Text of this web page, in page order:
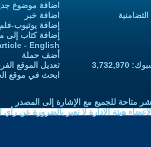
اضافة موضوع
اضافة خبر
إضافة يوتيوب-
إضافة كتاب إلى
- English
أضف حملة
تعديل الموقع
ابحث في موقع
متاحة للجميع مع الإشارة إلى المصدر
هيئة الادارة لا تعبر بالضرورة عن رأي